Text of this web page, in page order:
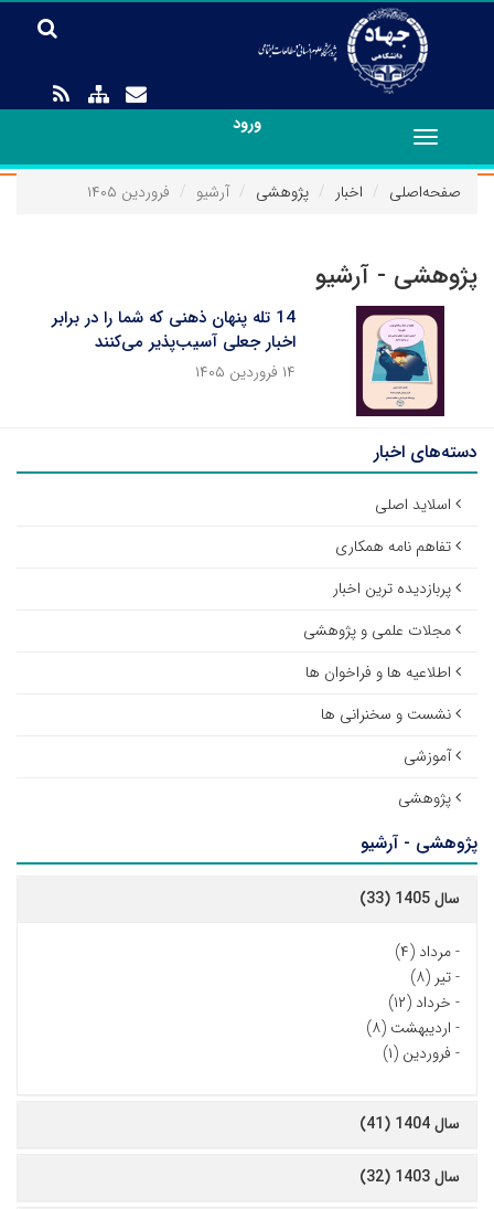
ورود
Toggle
navigation
صفحه‌اصلی
اخبار پژوهشی آرشیو فروردین ۱۴۰۵
پژوهشی - آرشیو
14 تله پنهان ذهنی که شما را در برابر
اخبار جعلی آسیب‌پذیر می‌کنند
۱۴ فروردین ۱۴۰۵
دسته‌های اخبار
اسلاید اصلی
تفاهم نامه همکاری
پربازدیده ترین اخبار
مجلات علمی و پژوهشی
اطلاعیه ها و فراخوان ها
نشست و سخنرانی ها
آموزشی
پژوهشی
پژوهشی - آرشیو
سال 1405 (33)
-مرداد (۴)
-تیر (۸)
- خرداد (۱۲)
- اردیبهشت (۸)
- فروردین (۱)
سال 1404 (41)
سال 1403 (32)